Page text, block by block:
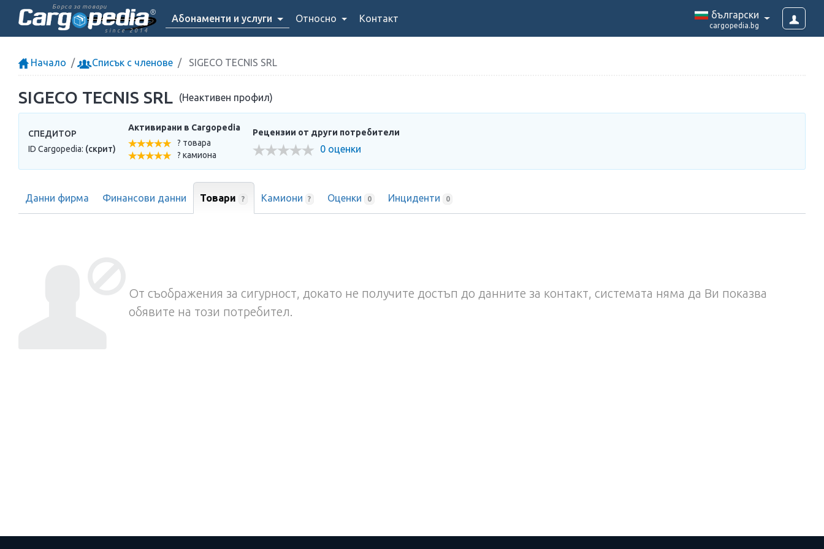
Борса за товари
since 2014
Абонаменти и услуги Относно Контакт български
cargopedia.bg
Начало Списък с членове SIGECO TECNIS SRL
SIGECO TECNIS SRL (Неактивен профил)
СПЕДИТОР
ID Cargopedia: (скрит)
Активирани в Cargopedia
? товара
? камиона
Рецензии от други потребители
0 оценки
Данни фирма Финансови данни Товари ? Камиони ? Оценки 0 Инциденти 0
От съображения за сигурност, докато не получите достъп до данните за контакт, системата няма да Ви показва
обявите на този потребител.